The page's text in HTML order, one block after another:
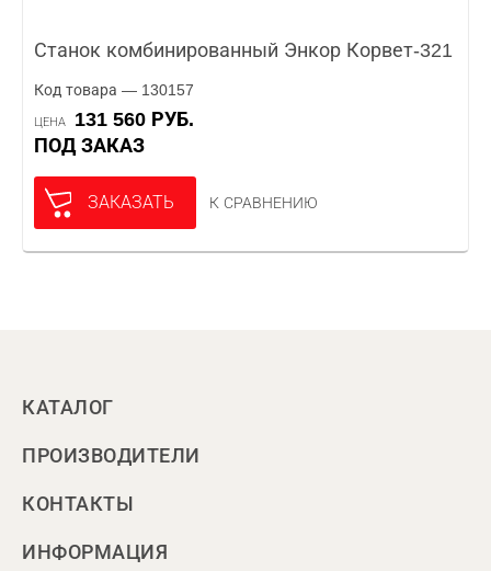
Станок комбинированный Энкор Корвет-321
Код товара — 130157
ЦЕНА
131 560 РУБ.
ПОД ЗАКАЗ
ЗАКАЗАТЬ К СРАВНЕНИЮ
КАТАЛОГ
ПРОИЗВОДИТЕЛИ
КОНТАКТЫ
ИНФОРМАЦИЯ